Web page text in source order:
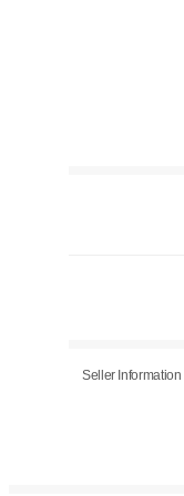
Seller Information